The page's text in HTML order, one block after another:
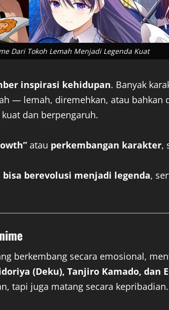
Dari Tokoh Lemah Menjadi Legenda Kuat
inspirasi kehidupan. Banyak
— lemah, diremehkan, atau bahkan
dan berpengaruh.
atau perkembangan karakter,
berevolusi menjadi legenda,
berkembang secara emosional,
(Deku), Tanjiro Kamado, dan
tapi juga matang secara kepribadian.